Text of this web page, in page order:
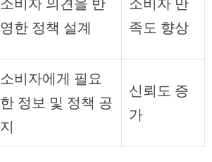
영한 정책 설계
족도 향상
소비자에게 필요
한 정보 및 정책 공
지
신뢰도 증
가